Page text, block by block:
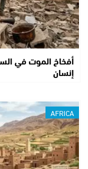
إنسان
AFRICA